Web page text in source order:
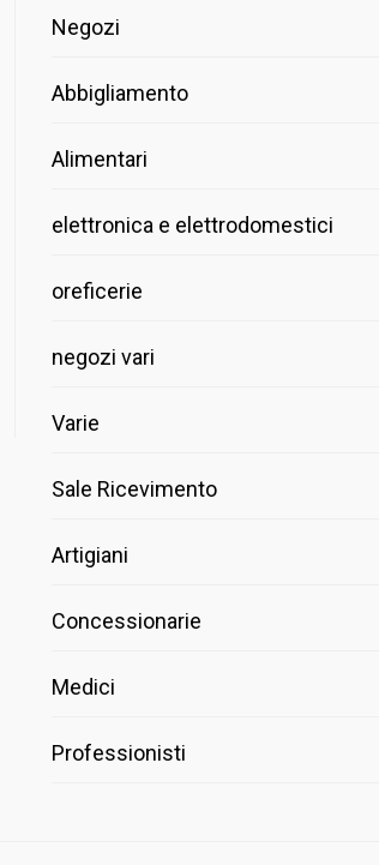
Negozi
Abbigliamento
Alimentari
elettronica e elettrodomestici
oreficerie
negozi vari
Varie
Sale Ricevimento
Artigiani
Concessionarie
Medici
Professionisti